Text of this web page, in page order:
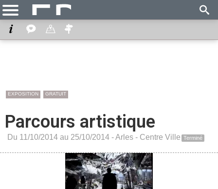
EXPOSITION GRATUIT
Parcours artistique
Du 11/10/2014 au 25/10/2014 -Arles - Centre Ville Terminé